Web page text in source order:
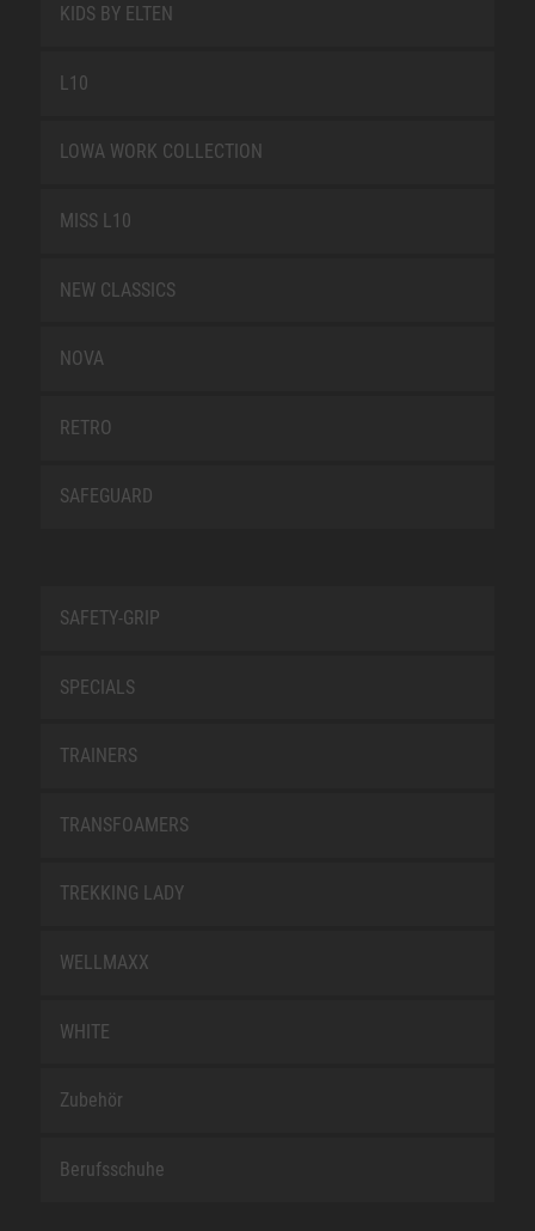
KIDS BY ELTEN
L10
LOWA WORK COLLECTION
MISS L10
NEW CLASSICS
NOVA
RETRO
SAFEGUARD
SAFETY-GRIP
SPECIALS
TRAINERS
TRANSFOAMERS
TREKKING LADY
WELLMAXX
WHITE
Zubehör
Berufsschuhe